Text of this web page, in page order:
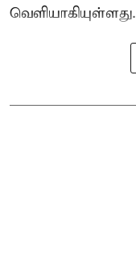
வெளியாகியுள்ளது.